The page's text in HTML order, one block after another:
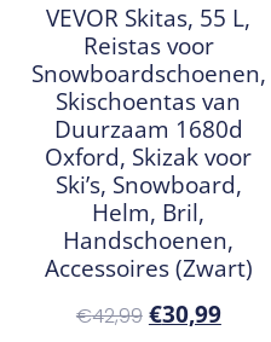
VEVOR Skitas, 55 L,
Reistas voor
Snowboardschoenen,
Skischoentas van
Duurzaam 1680d
Oxford, Skizak voor
Ski’s, Snowboard,
Helm, Bril,
Handschoenen,
Accessoires (Zwart)
€42,99 €30,99